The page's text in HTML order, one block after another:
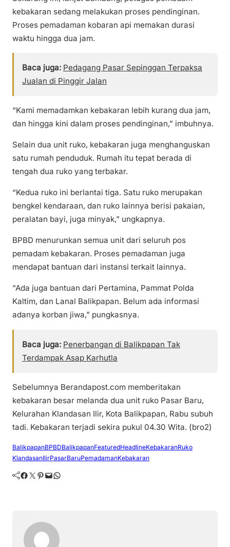
kebakaran sedang melakukan proses pendinginan.
Proses pemadaman kobaran api memakan durasi
waktu hingga dua jam.
Baca juga: Pedagang Pasar Sepinggan Terpaksa
Jualan di Pinggir Jalan
“Kami memadamkan kebakaran lebih kurang dua jam,
dan hingga kini dalam proses pendinginan,” imbuhnya.
Selain dua unit ruko, kebakaran juga menghanguskan
satu rumah penduduk. Rumah itu tepat berada di
tengah dua ruko yang terbakar.
“Kedua ruko ini berlantai tiga. Satu ruko merupakan
bengkel kendaraan, dan ruko lainnya berisi pakaian,
peralatan bayi, juga minyak,” ungkapnya.
BPBD menurunkan semua unit dari seluruh pos
pemadam kebakaran. Proses pemadaman juga
mendapat bantuan dari instansi terkait lainnya.
“Ada juga bantuan dari Pertamina, Pammat Polda
Kaltim, dan Lanal Balikpapan. Belum ada informasi
adanya korban jiwa,” pungkasnya.
Baca juga: Penerbangan di Balikpapan Tak
Terdampak Asap Karhutla
Sebelumnya Berandapost.com memberitakan
kebakaran besar melanda dua unit ruko Pasar Baru,
Kelurahan Klandasan Ilir, Kota Balikpapan, Rabu subuh
tadi. Kebakaran terjadi sekira pukul 04.30 Wita. (bro2)
BalikpapanBPBDBalikpapanFeaturedHeadlineKebakaranRuko
KlandasanIlirPasarBaruPemadamanKebakaran
Facebook Twitter Pinterest Mail WhatsApp